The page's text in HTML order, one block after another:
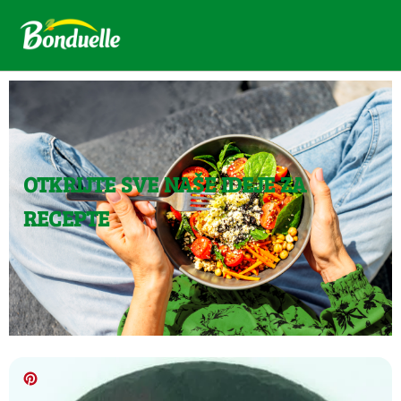
OTKRIJTE SVE NAŠE IDEJE ZA
RECEPTE